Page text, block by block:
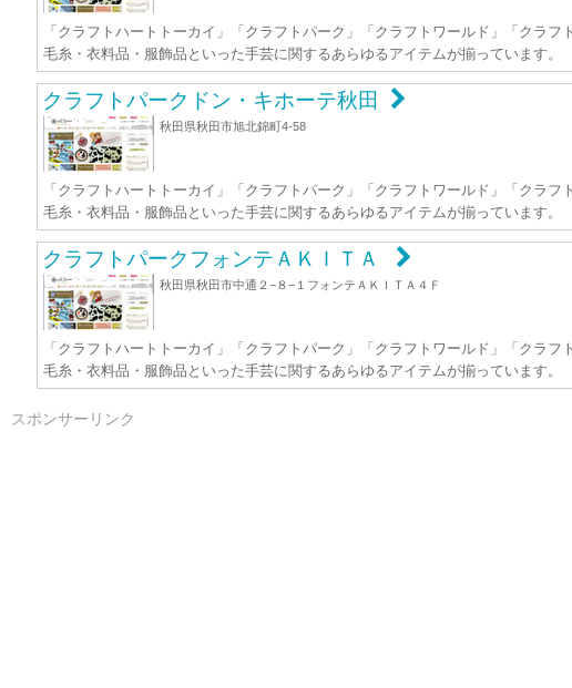
「クラフトハートトーカイ」「クラフトパーク」「クラフトワールド」「クラ
毛糸・衣料品・服飾品といった手芸に関するあらゆるアイテムが揃っています。
クラフトパークドン・キホーテ秋田
秋田県秋田市旭北錦町4-58
「クラフトハートトーカイ」「クラフトパーク」「クラフトワールド」「クラ
毛糸・衣料品・服飾品といった手芸に関するあらゆるアイテムが揃っています。
クラフトパークフォンテＡＫＩＴＡ
秋田県秋田市中通２−８−１フォンテＡＫＩＴＡ４Ｆ
「クラフトハートトーカイ」「クラフトパーク」「クラフトワールド」「クラ
毛糸・衣料品・服飾品といった手芸に関するあらゆるアイテムが揃っています。
スポンサーリンク